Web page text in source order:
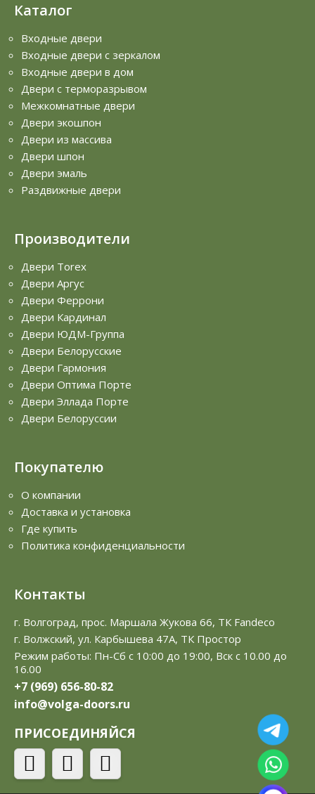
Каталог
Входные двери
Входные двери с зеркалом
Входные двери в дом
Двери с терморазрывом
Межкомнатные двери
Двери экошпон
Двери из массива
Двери шпон
Двери эмаль
Раздвижные двери
Производители
Двери Torex
Двери Аргус
Двери Феррони
Двери Кардинал
Двери ЮДМ-Группа
Двери Белорусские
Двери Гармония
Двери Оптима Порте
Двери Эллада Порте
Двери Белоруссии
Покупателю
О компании
Доставка и установка
Где купить
Политика конфиденциальности
Контакты
г. Волгоград, прос. Маршала Жукова 66, ТК Fandeco
г. Волжский, ул. Карбышева 47А, ТК Простор
Режим работы: Пн-Сб с 10:00 до 19:00, Вск с 10.00 до
16.00
+7 (969) 656-80-82
info@volga-doors.ru
ПРИСОЕДИНЯЙСЯ